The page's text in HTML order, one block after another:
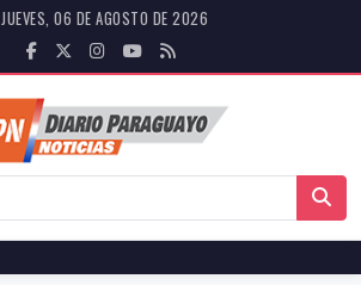
JUEVES, 06 DE AGOSTO DE 2026